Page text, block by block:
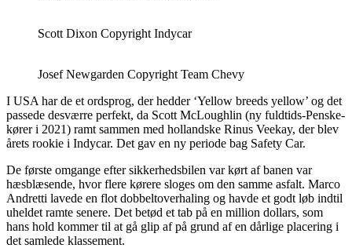
Scott Dixon Copyright Indycar
Josef Newgarden Copyright Team Chevy
I USA har de et ordsprog, der hedder ‘Yellow breeds yellow’ og det
passede desværre perfekt, da Scott McLoughlin (ny fuldtids-Penske-
kører i 2021) ramt sammen med hollandske Rinus Veekay, der blev
årets rookie i Indycar. Det gav en ny periode bag Safety Car.
De første omgange efter sikkerhedsbilen var kørt af banen var
hæsblæsende, hvor flere kørere sloges om den samme asfalt. Marco
Andretti lavede en flot dobbeltoverhaling og havde et godt løb indtil
uheldet ramte senere. Det betød et tab på en million dollars, som
hans hold kommer til at gå glip af på grund af en dårlige placering i
det samlede klassement.